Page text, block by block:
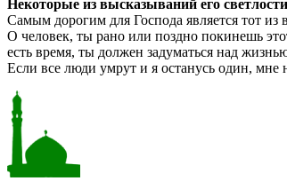
Некоторые из высказываний его светлости
Самым дорогим для Господа является тот
О человек, ты рано или поздно покинешь
есть время, ты должен задуматься над
Если все люди умрут и я останусь один, мне